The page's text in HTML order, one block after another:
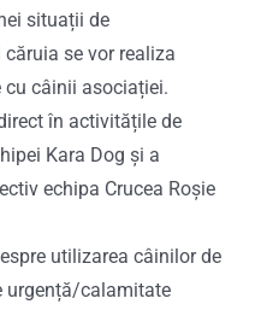
situații de
se vor realiza
câinii asociației.
în activitățile de
Kara Dog și a
echipa Crucea Roșie
utilizarea câinilor de
urgență/calamitate